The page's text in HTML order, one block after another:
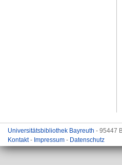
Universitätsbibliothek Bayreuth - 95447
Kontakt- Impressum - Datenschutz